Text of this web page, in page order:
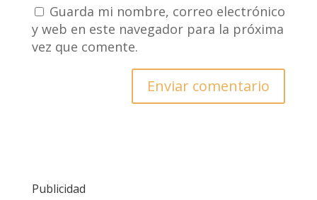
Guarda mi nombre, correo electrónico
y web en este navegador para la próxima
vez que comente.
Publicidad